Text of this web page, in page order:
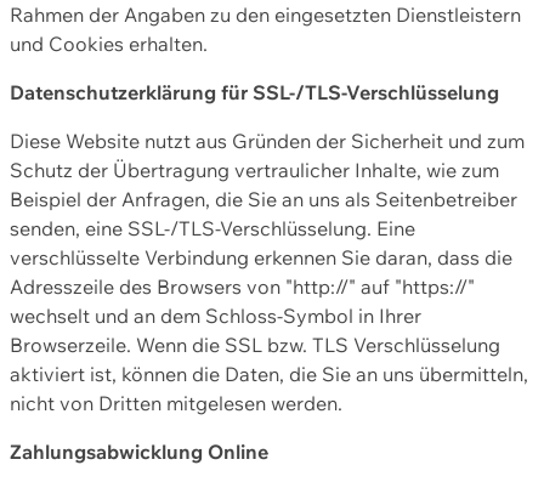
Rahmen der Angaben zu den eingesetzten Dienstleistern
und Cookies erhalten.
Datenschutzerklärung für SSL-/TLS-Verschlüsselung
Diese Website nutzt aus Gründen der Sicherheit und zum
Schutz der Übertragung vertraulicher Inhalte, wie zum
Beispiel der Anfragen, die Sie an uns als Seitenbetreiber
senden, eine SSL-/TLS-Verschlüsselung. Eine
verschlüsselte Verbindung erkennen Sie daran, dass die
Adresszeile des Browsers von "http://" auf "https://"
wechselt und an dem Schloss-Symbol in Ihrer
Browserzeile. Wenn die SSL bzw. TLS Verschlüsselung
aktiviert ist, können die Daten, die Sie an uns übermitteln,
nicht von Dritten mitgelesen werden.
Zahlungsabwicklung Online